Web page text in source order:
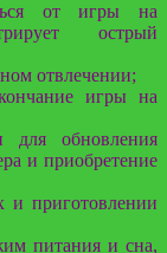
от игры на
острый
отвлечении;
игры на
для обновления
и приобретение
и приготовлении
питания и сна,